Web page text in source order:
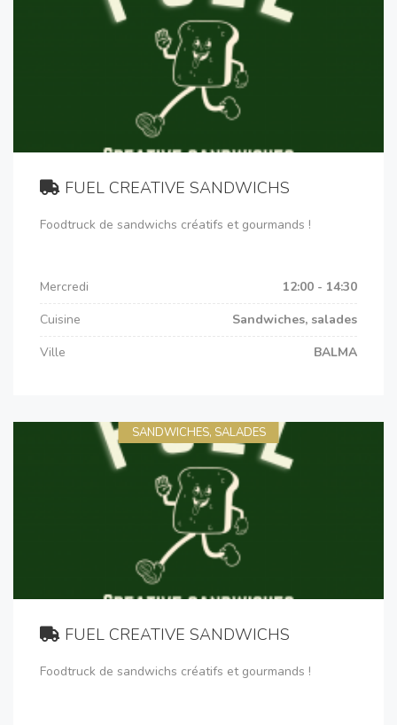
FUEL CREATIVE SANDWICHS
Foodtruck de sandwichs créatifs et gourmands !
Mercredi
12:00 - 14:30
Cuisine
Sandwiches, salades
Ville
BALMA
SANDWICHES, SALADES
FUEL CREATIVE SANDWICHS
Foodtruck de sandwichs créatifs et gourmands !